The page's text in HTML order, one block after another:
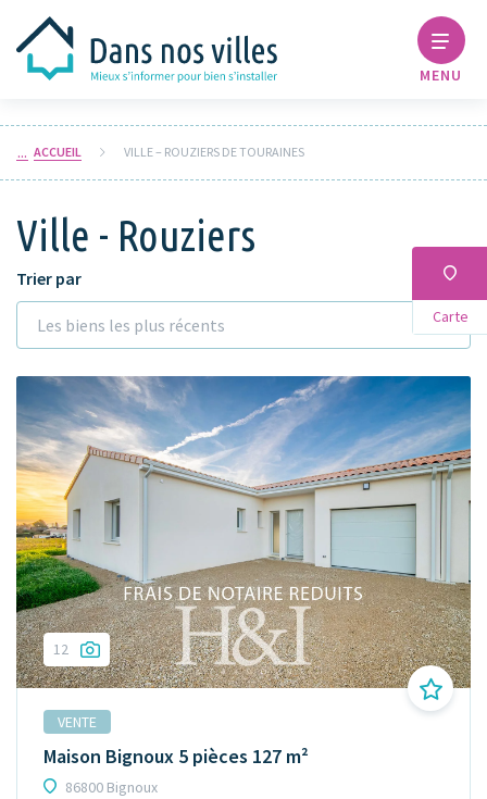
MENU
ACCUEIL VILLE – ROUZIERS DE TOURAINES
Ville - Rouziers
Carte
Trier par
Les biens les plus récents
12
VENTE
Maison Bignoux 5 pièces 127 m²
86800 Bignoux